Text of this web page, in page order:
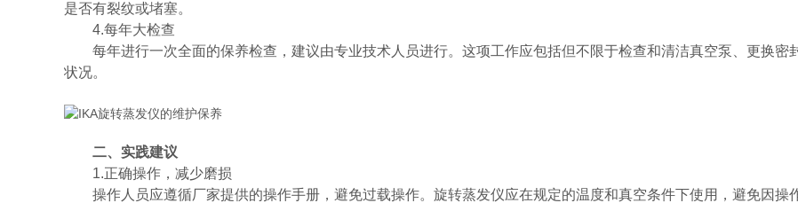
是否有裂纹或堵塞。
4.每年大检查
每年进行一次全面的保养检查，建议由专业技术人员进行。这项工作应包括但不限于检查和清洁真空泵、更换密
状况。
二、实践建议
1.正确操作，减少磨损
操作人员应遵循厂家提供的操作手册，避免过载操作。旋转蒸发仪应在规定的温度和真空条件下使用，避免因操